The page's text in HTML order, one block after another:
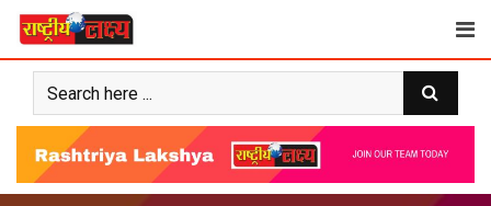
Skip
content